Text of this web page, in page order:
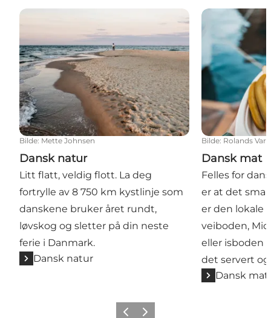
Dansk natur
Bilde: Mette Johnsen
Dansk natur
Litt flatt, veldig flott. La deg
fortrylle av 8 750 km kystlinje som
danskene bruker året rundt,
løvskog og sletter på din neste
ferie i Danmark.
Dansk natur
Dansk mat
Bilde: Rolands
Dansk mat
Felles for
er at det
er den lokale
veiboden,
eller isboden
det servert
Dansk mat
ForrigeNeste